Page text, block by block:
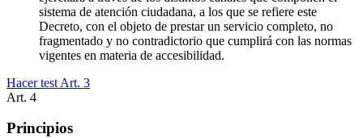
sistema de atención ciudadana, a los que se refiere este
Decreto, con el objeto de prestar un servicio completo, no
fragmentado y no contradictorio que cumplirá con las normas
vigentes en materia de accesibilidad.
Hacer test Art. 3
Art. 4
Principios